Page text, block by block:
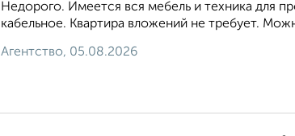
Недорого. Имеется вся мебель и техника для
кабельное. Квартира вложений не требует.
Агентство, 05.08.2026